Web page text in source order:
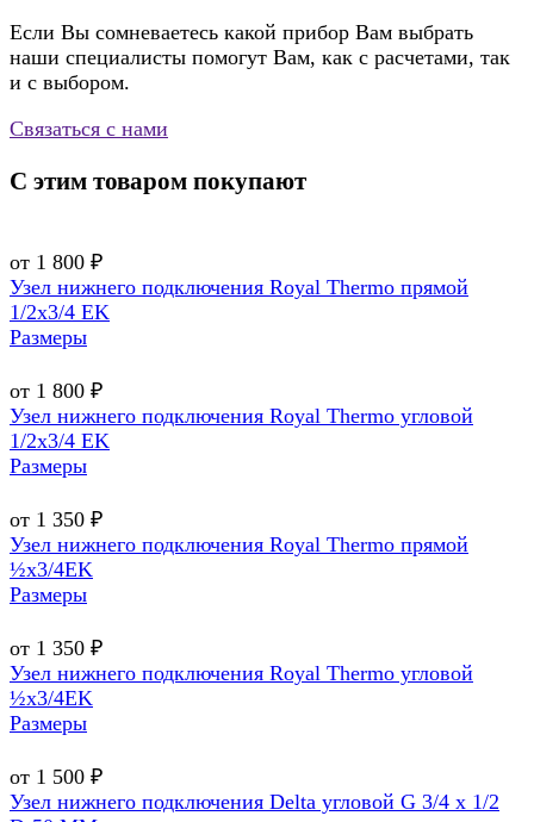
Если Вы сомневаетесь какой прибор Вам выбрать
наши специалисты помогут Вам, как с расчетами, так
и с выбором.
Связаться с нами
С этим товаром покупают
от 1 800 ₽
Узел нижнего подключения Royal Thermo прямой
1/2х3/4 EK
Размеры
от 1 800 ₽
Узел нижнего подключения Royal Thermo угловой
1/2х3/4 EK
Размеры
от 1 350 ₽
Узел нижнего подключения Royal Thermo прямой
½х3/4EK
Размеры
от 1 350 ₽
Узел нижнего подключения Royal Thermo угловой
½х3/4EK
Размеры
от 1 500 ₽
Узел нижнего подключения Delta угловой G 3/4 х 1/2